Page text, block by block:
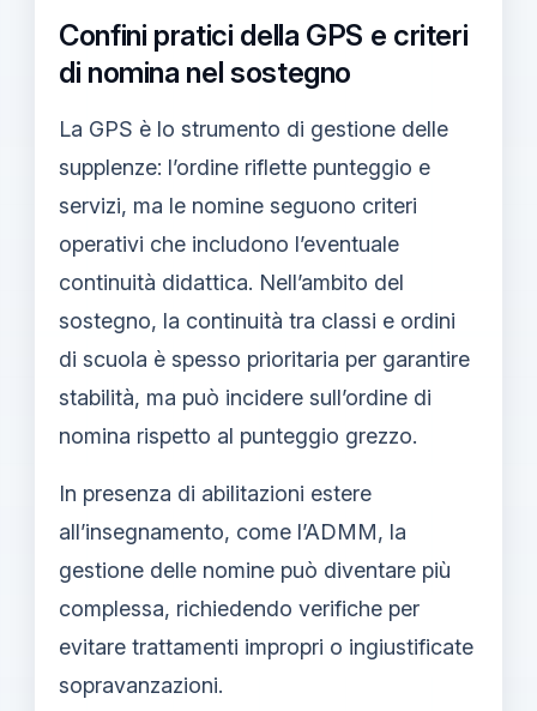
Confini pratici della GPS e criteri
di nomina nel sostegno
La GPS è lo strumento di gestione delle
supplenze: l’ordine riflette punteggio e
servizi, ma le nomine seguono criteri
operativi che includono l’eventuale
continuità didattica. Nell’ambito del
sostegno, la continuità tra classi e ordini
di scuola è spesso prioritaria per garantire
stabilità, ma può incidere sull’ordine di
nomina rispetto al punteggio grezzo.
In presenza di abilitazioni estere
all’insegnamento, come l’ADMM, la
gestione delle nomine può diventare più
complessa, richiedendo verifiche per
evitare trattamenti impropri o ingiustificate
sopravanzazioni.